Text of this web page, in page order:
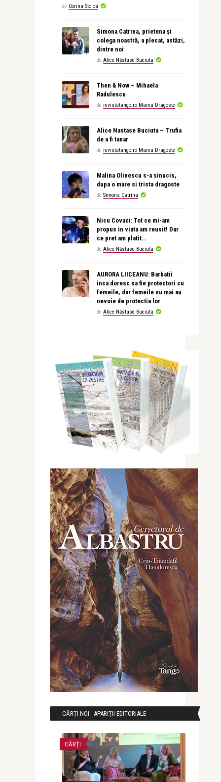
de Corina Stoica
Simona Catrina, prietena și
colega noastră, a plecat, astăzi,
dintre noi
de Alice Năstase Buciuta
Then & Now – Mihaela
Radulescu
de revistatango.ro Marea Dragoste
Alice Nastase Buciuta – Trufia
de a fi tanar
de revistatango.ro Marea Dragoste
Malina Olinescu s-a sinucis,
dupa o mare si trista dragoste
de Simona Catrina
Nicu Covaci: Tot ce mi-am
propus in viata am reusit! Dar
ce pret am platit…
de Alice Năstase Buciuta
AURORA LIICEANU: Barbatii
inca doresc sa fie protectori cu
femeile, dar femeile nu mai au
nevoie de protectia lor
de Alice Năstase Buciuta
CĂRȚI NOI - APARIȚII EDITORIALE
CĂRȚI